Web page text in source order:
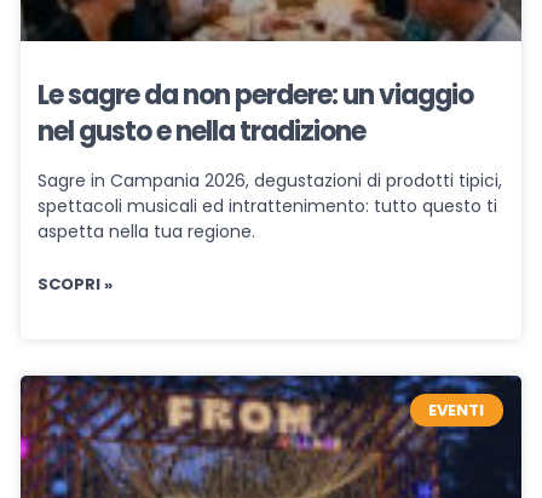
Le sagre da non perdere: un viaggio
nel gusto e nella tradizione
Sagre in Campania 2026, degustazioni di prodotti tipici,
spettacoli musicali ed intrattenimento: tutto questo ti
aspetta nella tua regione.
SCOPRI »
EVENTI